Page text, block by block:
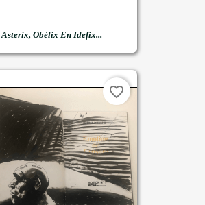
Asterix, Obélix En Idefix...
favorite_border